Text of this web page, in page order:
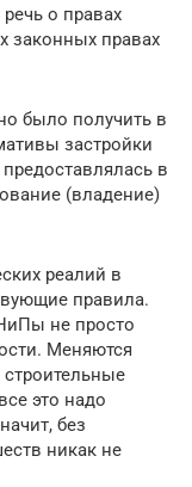
о правах
законных правах
было получить в
застройки
в
(владение)
реалий в
правила.
не просто
Меняются
это надо
без
никак не